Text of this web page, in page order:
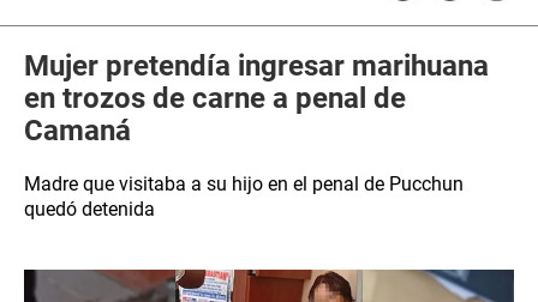
Mujer pretendía ingresar marihuana
en trozos de carne a penal de
Camaná
Madre que visitaba a su hijo en el penal de Pucchun
quedó detenida